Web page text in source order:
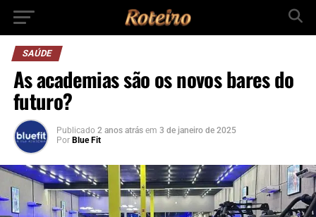
SAÚDE
As academias são os novos bares do
futuro?
Publicado 2 anos atrás em 3 de janeiro de 2025
Por Blue Fit